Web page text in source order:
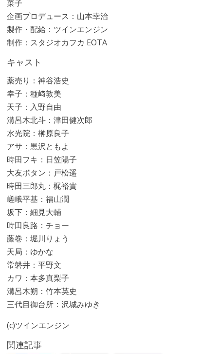
菜子
企画プロデュース：山本幸治
製作・配給：ツインエンジン
制作：スタジオカフカ EOTA
キャスト
薬売り：神谷浩史
幸子：種﨑敦美
天子：入野自由
溝呂木北斗：津田健次郎
水光院：榊󠄀原良子
アサ：黒沢ともよ
時田フキ：日笠陽子
大友ボタン：戸松遥
時田三郎丸：梶裕貴
嵯峨平基：福山潤
坂下：細見大輔
時田良路：チョー
藤巻：堀川りょう
天局：ゆかな
常磐井：平野文
カワ：本多真梨子
溝呂木朔：竹本英史
三代目御台所：沢城みゆき
(c)ツインエンジン
関連記事